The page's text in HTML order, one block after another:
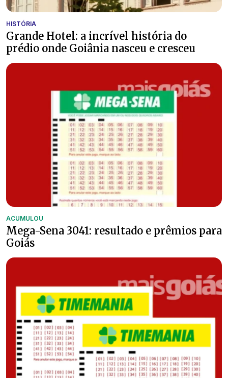
HISTÓRIA
Grande Hotel: a incrível história do
prédio onde Goiânia nasceu e cresceu
ACUMULOU
Mega-Sena 3041: resultado e prêmios para
Goiás